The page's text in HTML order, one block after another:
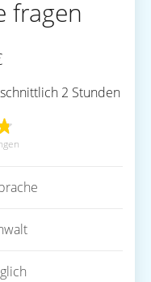
fragen
2 Stunden